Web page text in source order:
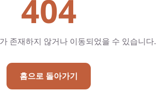
404
존재하지 않거나 이동되었을 수 있습니다.
홈으로 돌아가기